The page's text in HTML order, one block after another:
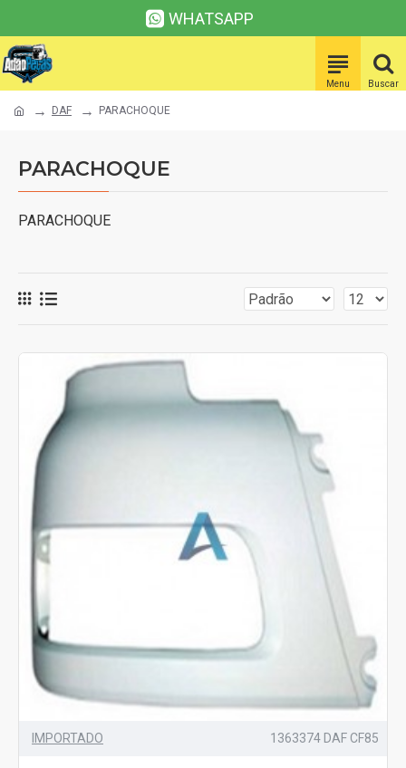
WHATSAPP
DAF PARACHOQUE
PARACHOQUE
PARACHOQUE
IMPORTADO 1363374 DAF CF85